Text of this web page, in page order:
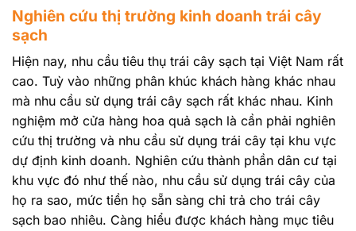
Nghiên cứu thị trường kinh doanh trái cây
sạch
Hiện nay, nhu cầu tiêu thụ trái cây sạch tại Việt Nam rất
cao. Tuỳ vào những phân khúc khách hàng khác nhau
mà nhu cầu sử dụng trái cây sạch rất khác nhau. Kinh
nghiệm mở cửa hàng hoa quả sạch là cần phải nghiên
cứu thị trường và nhu cầu sử dụng trái cây tại khu vực
dự định kinh doanh. Nghiên cứu thành phần dân cư tại
khu vực đó như thế nào, nhu cầu sử dụng trái cây của
họ ra sao, mức tiền họ sẵn sàng chi trả cho trái cây
sạch bao nhiêu. Càng hiểu được khách hàng mục tiêu